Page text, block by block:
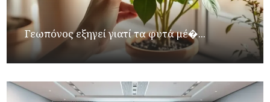
Γεωπόνος εξηγεί γιατί τα φυτά μέ�...